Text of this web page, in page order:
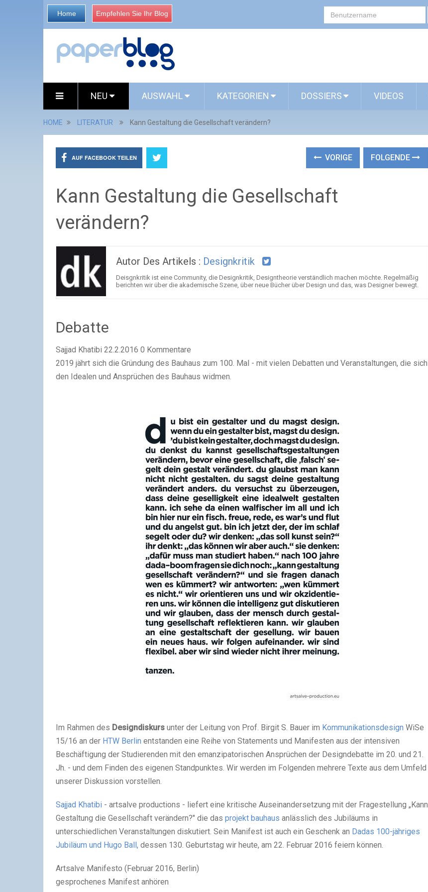
Home Empfehlen Sie Ihr Blog
NEU AUSWAHL KATEGORIEN DOSSIERS VIDEOS
HOME LITERATUR Kann Gestaltung die Gesellschaft verändern?
AUF FACEBOOK TEILEN VORIGE FOLGENDE
Kann Gestaltung die Gesellschaft
verändern?
Autor Des Artikels : Designkritik
Deisgnkritik ist eine Community, die Designkritik, Designtheorie verständlich machen möchte. Regelmäßig
berichten wir über die akademische Szene, über neue Bücher über Design und das, was Designer bewegt.
Debatte
Sajjad Khatibi 22.2.2016 0 Kommentare
2019 jährt sich die Gründung des Bauhaus zum 100. Mal - mit vielen Debatten und Veranstaltungen, die sich
den Idealen und Ansprüchen des Bauhaus widmen.
Im Rahmen des Designdiskurs unter der Leitung von Prof. Birgit S. Bauer im Kommunikationsdesign WiSe
15/16 an der HTW Berlin entstanden eine Reihe von Statements und Manifesten aus der intensiven
Beschäftigung der Studierenden mit den emanzipatorischen Ansprüchen der Designdebatte im 20. und 21.
Jh. - und dem Finden des eigenen Standpunktes. Wir werden im Folgenden mehrere Texte aus dem Umfeld
unserer Diskussion vorstellen.
Sajjad Khatibi - artsalve productions - liefert eine kritische Auseinandersetzung mit der Fragestellung „Kann
Gestaltung die Gesellschaft verändern?" die das projekt bauhaus anlässlich des Jubiläums in
unterschiedlichen Veranstaltungen diskutiert. Sein Manifest ist auch ein Geschenk an Dadas 100-jähriges
Jubiläum und Hugo Ball, dessen 130. Geburtstag wir heute, am 22. Februar 2016 feiern können.
Artsalve Manifesto (Februar 2016, Berlin)
gesprochenes Manifest anhören